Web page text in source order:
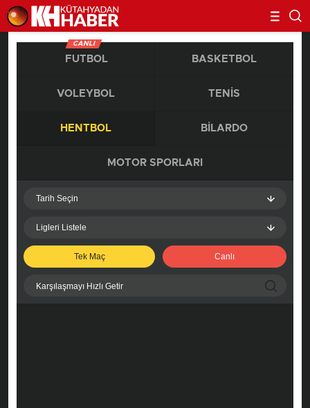
CANLI
FUTBOL BASKETBOL
VOLEYBOL TENIS
HENTBOL BILARDO
MOTOR SPORLARI
Tarih Seçin
Ligleri Listele
Tek Maç Canlı